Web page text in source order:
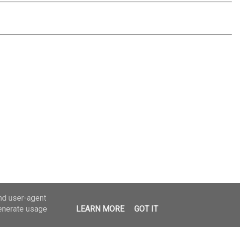
• Utylitarny Król Olejów!
user-agent
usage
LEARN MORE GOT IT